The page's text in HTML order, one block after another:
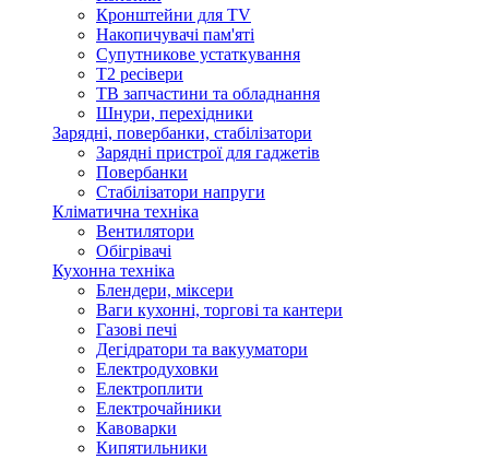
Кронштейни для TV
Накопичувачі пам'яті
Супутникове устаткування
Т2 ресівери
ТВ запчастини та обладнання
Шнури, перехідники
Зарядні, повербанки, стабілізатори
Зарядні пристрої для гаджетів
Повербанки
Стабілізатори напруги
Кліматична техніка
Вентилятори
Обігрівачі
Кухонна техніка
Блендери, міксери
Ваги кухонні, торгові та кантери
Газові печі
Дегідратори та вакууматори
Електродуховки
Електроплити
Електрочайники
Кавоварки
Кипятильники